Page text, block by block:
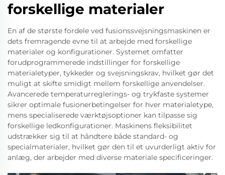
forskellige materialer
En af de største fordele ved fusionssvejsningsmaskinen er
dets fremragende evne til at arbejde med forskellige
materialer og konfigurationer. Systemet omfatter
forudprogrammerede indstillinger for forskellige
materialetyper, tykkeder og svejsningskrav, hvilket gør det
muligt at skifte smidigt mellem forskellige anvendelser.
Avancerede temperaturreglerings- og trykfaste systemer
sikrer optimale fusionerbetingelser for hver materialetype,
mens specialiserede værktøjsoptioner kan tilpasse sig
forskellige ledkonfigurationer. Maskinens fleksibilitet
udstrækker sig til at håndtere både standard- og
specialmaterialer, hvilket gør den til et uvurderligt aktiv for
anlæg, der arbejder med diverse materiale specificeringer.